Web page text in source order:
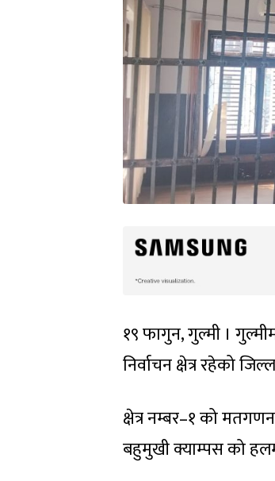
१९ फागुन, गुल्मी ।
निर्वाचन क्षेत्र रहेको
क्षेत्र नम्बर–१ को
बहुमुखी क्याम्पस को